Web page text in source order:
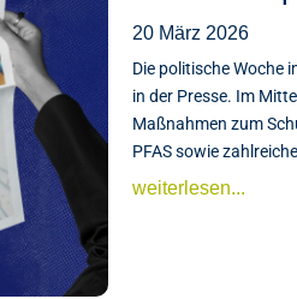
20 März 2026
Die politische Woche
in der Presse. Im
Maßnahmen zum
PFAS sowie
weiterlesen...